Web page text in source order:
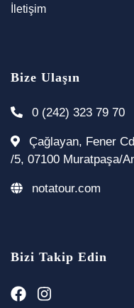
İletişim
Bize Ulaşın
0 (242) 323 79 70
Çağlayan, Fener
/5, 07100 Muratpaşa/
notatour.com
Bizi Takip Edin